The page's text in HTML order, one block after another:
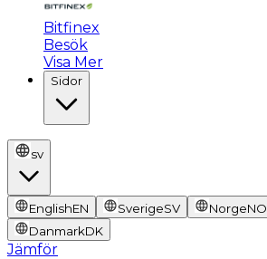
Bitfinex
Besök
Visa Mer
Sidor
sv
EnglishEN SverigeSV NorgeNO
DanmarkDK
Jämför